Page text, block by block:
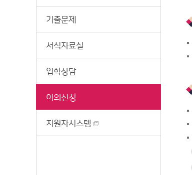
기출문제
서식자료실
입학상담
이의신청
지원자시스템